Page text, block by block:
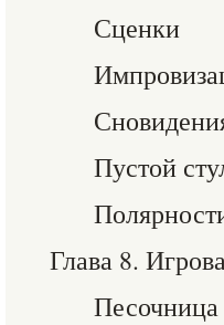
Сценки
Пустой
Глава 8.
Песочница